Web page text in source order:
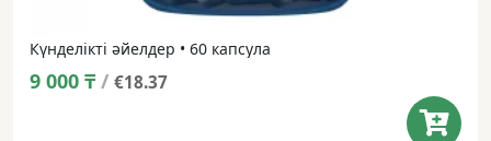
Күнделікті әйелдер • 60 капсула
9 000 ₸ / €18.37